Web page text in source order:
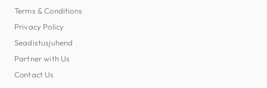
Terms & Conditions
Privacy Policy
Seadistusjuhend
Partner with Us
Contact Us